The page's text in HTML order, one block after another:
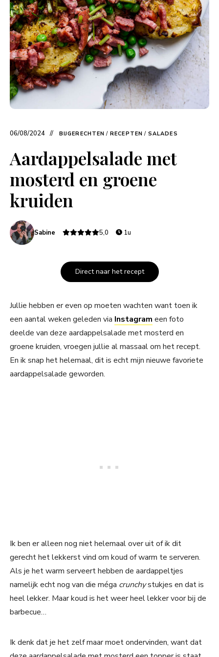
06/08/2024 BIJGERECHTEN / RECEPTEN / SALADES
Aardappelsalade met
mosterd en groene
kruiden
Sabine 5,0 1u
Direct naar het recept
Jullie hebben er even op moeten wachten want toen ik
een aantal weken geleden via Instagram een foto
deelde van deze aardappelsalade met mosterd en
groene kruiden, vroegen jullie al massaal om het recept.
En ik snap het helemaal, dit is echt mijn nieuwe favoriete
aardappelsalade geworden.
Ik ben er alleen nog niet helemaal over uit of ik dit
gerecht het lekkerst vind om koud of warm te serveren.
Als je het warm serveert hebben de aardappeltjes
namelijk echt nog van die méga crunchystukjes en dat is
heel lekker. Maar koud is het weer heel lekker voor bij de
barbecue…
Ik denk dat je het zelf maar moet ondervinden, want dat